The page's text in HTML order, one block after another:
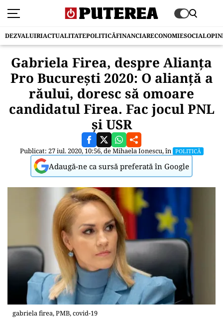
DEZVALUIRIACTUALITATEPOLITICĂFINANCIARECONOMIESOCIAL
Gabriela Firea, despre Alianţa
Pro Bucureşti 2020: O alianţă a
răului, doresc să omoare
candidatul Firea. Fac jocul PNL
și USR
Publicat: 27 iul. 2020, 10:56, deMihaela Ionescu, în POLITICĂ
Adaugă-ne ca sursă preferată în Google
gabriela firea, PMB, covid-19